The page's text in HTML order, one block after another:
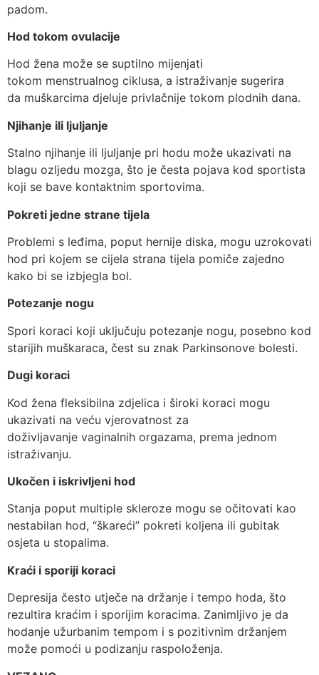
padom.
Hod tokom ovulacije
Hod žena može se suptilno mijenjati
tokom menstrualnog ciklusa, a istraživanje sugerira
da muškarcima djeluje privlačnije tokom plodnih dana.
Njihanje ili ljuljanje
Stalno njihanje ili ljuljanje pri hodu može ukazivati na
blagu ozljedu mozga, što je česta pojava kod sportista
koji se bave kontaktnim sportovima.
Pokreti jedne strane tijela
Problemi s leđima, poput hernije diska, mogu uzrokovati
hod pri kojem se cijela strana tijela pomiče zajedno
kako bi se izbjegla bol.
Potezanje nogu
Spori koraci koji uključuju potezanje nogu, posebno kod
starijih muškaraca, čest su znak Parkinsonove bolesti.
Dugi koraci
Kod žena fleksibilna zdjelica i široki koraci mogu
ukazivati na veću vjerovatnost za
doživljavanje vaginalnih orgazama, prema jednom
istraživanju.
Ukočen i iskrivljeni hod
Stanja poput multiple skleroze mogu se očitovati kao
nestabilan hod, “škareći” pokreti koljena ili gubitak
osjeta u stopalima.
Kraći i sporiji koraci
Depresija često utječe na držanje i tempo hoda, što
rezultira kraćim i sporijim koracima. Zanimljivo je da
hodanje užurbanim tempom i s pozitivnim držanjem
može pomoći u podizanju raspoloženja.